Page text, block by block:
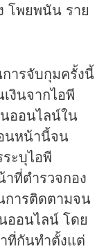
โพยพนัน ราย
ารจับกุมครั้งนี้
งินจากไอพี
ออนไลน์ใน
นหน้านี้จน
ะบุไอพี
ที่ตำรวจกอง
การติดตามจน
ออนไลน์ โดย
ที่กันทำตั้งแต่